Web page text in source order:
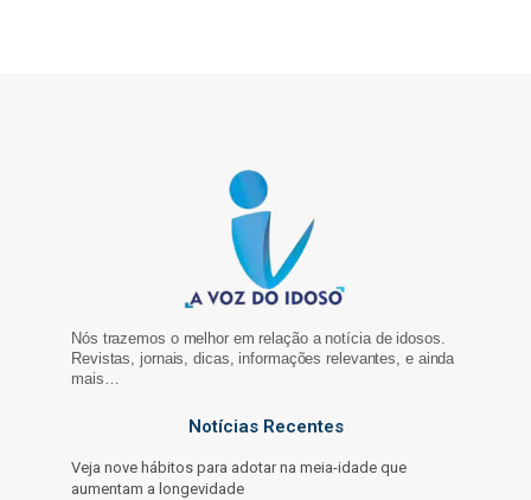
Nós trazemos o melhor em relação a notícia de idosos.
Revistas, jornais, dicas, informações relevantes, e ainda
mais…
Notícias Recentes
Veja nove hábitos para adotar na meia-idade que
aumentam a longevidade